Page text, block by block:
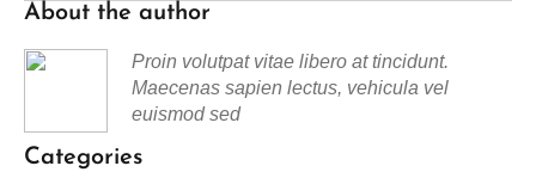
About the author
Proin volutpat vitae libero at tincidunt.
Maecenas sapien lectus, vehicula vel
euismod sed
Categories